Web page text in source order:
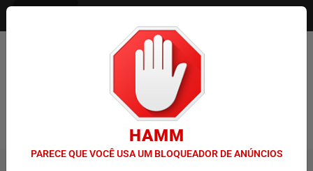
HAMM
PARECE QUE VOCÊ USA UM BLOQUEADOR DE ANÚNCIOS